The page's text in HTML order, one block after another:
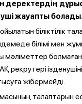
деректердің
жауапты
біліктілік
білімі мен
мәліметтер
рекрутері
жібермейді.
талаптарын